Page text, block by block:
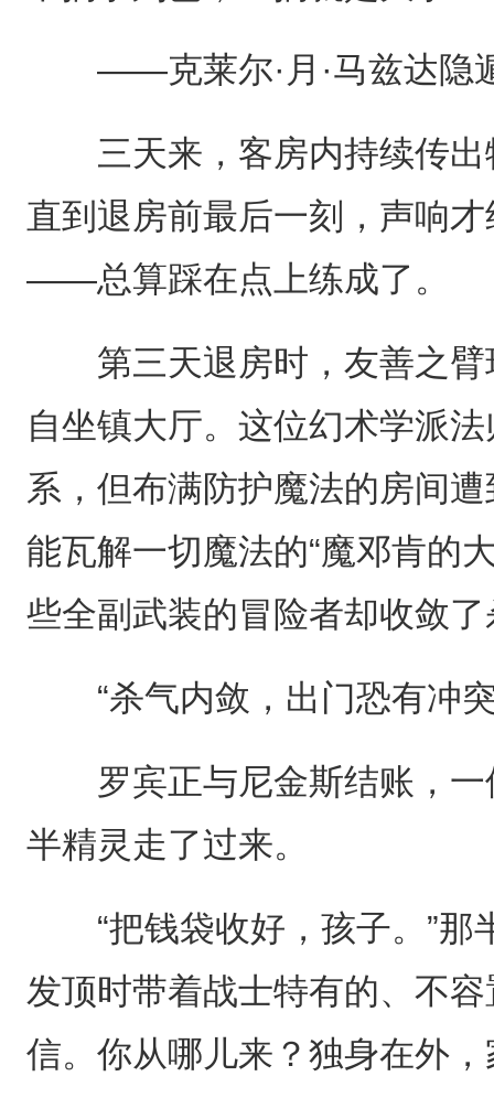
——克莱尔·月·马兹达隐遁
三天来，客房内持续传出
直到退房前最后一刻，声响
——总算踩在点上练成了。
第三天退房时，友善之臂
自坐镇大厅。这位幻术学派
系，但布满防护魔法的房间
能瓦解一切魔法的“魔邓肯的
些全副武装的冒险者却收敛了
“杀气内敛，出门恐有冲突
罗宾正与尼金斯结账，一
半精灵走了过来。
“把钱袋收好，孩子。”那
发顶时带着战士特有的、不
信。你从哪儿来？独身在外，